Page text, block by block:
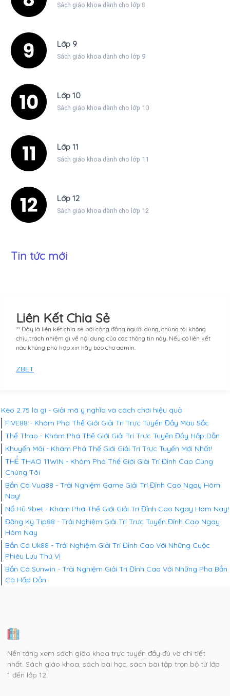
Sách giáo khoa dành cho lớp 8
Lớp 9
Sách giáo khoa dành cho lớp 9
Lớp 10
Sách giáo khoa dành cho lớp 10
Lớp 11
Sách giáo khoa dành cho lớp 11
Lớp 12
Sách giáo khoa dành cho lớp 12
Tin tức mới
Liên Kết Chia Sẻ
** Đây là liên kết chia sẻ bới cộng đồng người dùng, chúng tôi không
chịu trách nhiệm gì về nội dung của các thông tin này. Nếu có liên kết
nào không phù hợp xin hãy báo cho admin.
ZBET
Kèo 2.75 là gì - Giải mã ý nghĩa và cách chơi hiệu quả
FIVE88 - Khám Phá Thế Giới Giải Trí Trực Tuyến Đầy Màu Sắc
Thể Thao - Khám Phá Thế Giới Giải Trí Trực Tuyến Đầy Hấp Dẫn
Khuyến Mãi - Khám Phá Thế Giới Giải Trí Trực Tuyến Mới Nhất!
THỂ THAO 11WIN - Khám Phá Thế Giới Giải Trí Đỉnh Cao Cùng
Chúng Tôi
Bắn Cá Vua88 - Trải Nghiệm Game Giải Trí Đỉnh Cao Ngay Hôm
Nay!
Nổ Hũ 9bet - Khám Phá Thế Giới Giải Trí Đỉnh Cao Ngay Hôm Nay!
Đăng Ký Tip88 - Trải Nghiệm Giải Trí Trực Tuyến Đỉnh Cao Ngay
Hôm Nay
Bắn Cá Uk88 - Trải Nghiệm Giải Trí Đỉnh Cao Với Những Cuộc
Phiêu Lưu Thú Vị
Bắn Cá Sunwin - Trải Nghiệm Giải Trí Đỉnh Cao Với Những Pha Bắn
Cá Hấp Dẫn
Nền tảng xem sách giáo khoa trực tuyến đầy đủ và chi tiết
nhất. Sách giáo khoa, sách bài học, sách bài tập trọn bộ từ lớp
1 đến lớp 12.